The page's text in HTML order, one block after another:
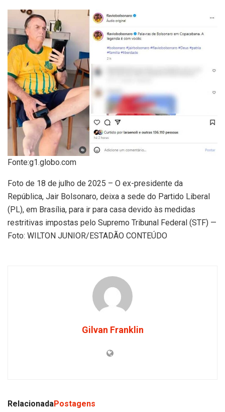
Fonte:g1.globo.com
Foto de 18 de julho de 2025 – O ex-presidente da
República, Jair Bolsonaro, deixa a sede do Partido Liberal
(PL), em Brasília, para ir para casa devido às medidas
restritivas impostas pelo Supremo Tribunal Federal (STF) —
Foto: WILTON JUNIOR/ESTADÃO CONTEÚDO
Gilvan Franklin
RelacionadaPostagens